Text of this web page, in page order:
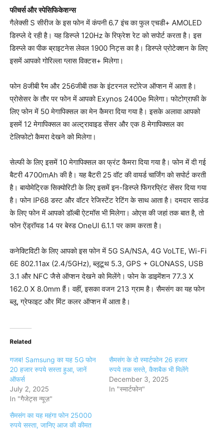
फीचर्स और स्पेसिफिकेशन्स
गैलेक्सी S सीरीज के इस फोन में कंपनी 6.7 इंच का फुल एचडी+ AMOLED
डिस्प्ले दे रही है। यह डिस्प्ले 120Hz के रिफ्रेश रेट को सपोर्ट करता है। इस
डिस्प्ले का पीक ब्राइटनेस लेवल 1900 निट्स का है। डिस्प्ले प्रोटेक्शन के लिए
इसमें आपको गोरिल्ला ग्लास विक्टस+ मिलेगा।
फोन 8जीबी रैम और 256जीबी तक के इंटरनल स्टोरेज ऑप्शन में आता है।
प्रोसेसर के तौर पर फोन में आपको Exynos 2400e मिलेगा। फोटोग्राफी के
लिए फोन में 50 मेगापिक्सल का मेन कैमरा दिया गया है। इसके अलावा आपको
इसमें 12 मेगापिक्सल का अल्ट्रावाइड सेंसर और एक 8 मेगापिक्सल का
टेलिफोटो कैमरा देखने को मिलेगा।
सेल्फी के लिए इसमें 10 मेगापिक्सल का फ्रंट कैमरा दिया गया है। फोन में दी गई
बैटरी 4700mAh की है। यह बैटरी 25 वॉट की वायर्ड चार्जिंग को सपोर्ट करती
है। बायोमेट्रिक सिक्योरिटी के लिए इसमें इन-डिस्प्ले फिंगरप्रिंट सेंसर दिया गया
है। फोन IP68 डस्ट और वॉटर रेजिस्टेंट रेटिंग के साथ आता है। दमदार साउंड
के लिए फोन में आपको डॉल्बी ऐटमॉस भी मिलेगा। ओएस की जहां तक बात है, तो
फोन ऐंड्रॉयड 14 पर बेस्ड OneUI 6.1.1 पर काम करता है।
कनेक्टिविटी के लिए आपको इस फोन में 5G SA/NSA, 4G VoLTE, Wi-Fi
6E 802.11ax (2.4/5GHz), ब्लूटूथ 5.3, GPS + GLONASS, USB
3.1 और NFC जैसे ऑप्शन देखने को मिलेंगे। फोन के डाइमेंशन 77.3 X
162.0 X 8.0mm हैं। वहीं, इसका वजन 213 ग्राम है। सैमसंग का यह फोन
ब्लू, ग्रेफाइट और मिंट कलर ऑप्शन में आता है।
Related
गजब! Samsung का यह 5G फोन
20 हजार रुपये सस्ता हुआ, जानें
ऑफर्स
July 2, 2025
In "गैजेट्स न्यूज़"
सैमसंग के दो स्मार्टफोन 26 हजार
रुपये तक सस्ते, कैशबैक भी मिलेंगे
December 3, 2025
In "स्मार्टफोन"
सैमसंग का यह महंगा फोन 25000
रुपये सस्ता, जानिए आज की कीमत